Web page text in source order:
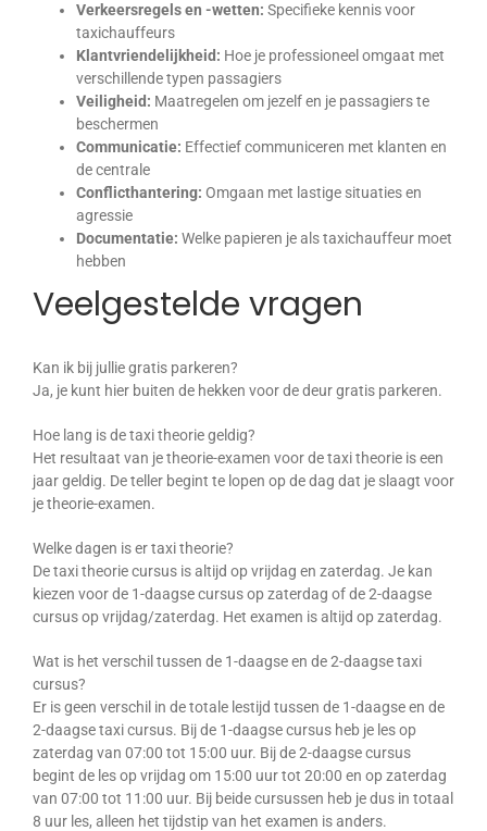
Verkeersregels en -wetten: Specifieke kennis voor
taxichauffeurs
Klantvriendelijkheid: Hoe je professioneel omgaat met
verschillende typen passagiers
Veiligheid: Maatregelen om jezelf en je passagiers te
beschermen
Communicatie: Effectief communiceren met klanten en
de centrale
Conflicthantering: Omgaan met lastige situaties en
agressie
Documentatie: Welke papieren je als taxichauffeur moet
hebben
Veelgestelde vragen
Kan ik bij jullie gratis parkeren?
Ja, je kunt hier buiten de hekken voor de deur gratis parkeren.
Hoe lang is de taxi theorie geldig?
Het resultaat van je theorie-examen voor de taxi theorie is een
jaar geldig. De teller begint te lopen op de dag dat je slaagt voor
je theorie-examen.
Welke dagen is er taxi theorie?
De taxi theorie cursus is altijd op vrijdag en zaterdag. Je kan
kiezen voor de 1-daagse cursus op zaterdag of de 2-daagse
cursus op vrijdag/zaterdag. Het examen is altijd op zaterdag.
Wat is het verschil tussen de 1-daagse en de 2-daagse taxi
cursus?
Er is geen verschil in de totale lestijd tussen de 1-daagse en de
2-daagse taxi cursus. Bij de 1-daagse cursus heb je les op
zaterdag van 07:00 tot 15:00 uur. Bij de 2-daagse cursus
begint de les op vrijdag om 15:00 uur tot 20:00 en op zaterdag
van 07:00 tot 11:00 uur. Bij beide cursussen heb je dus in totaal
8 uur les, alleen het tijdstip van het examen is anders.